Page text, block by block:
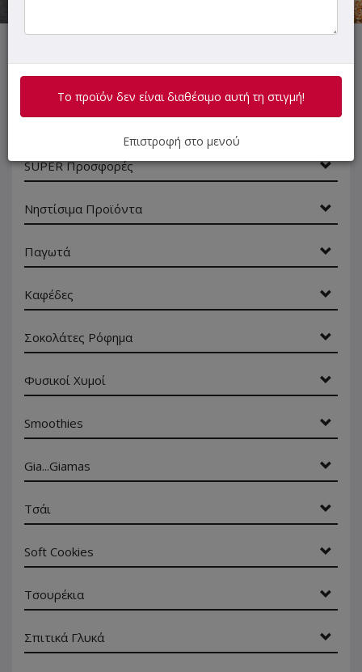
ΜΕΝΟΥ ΠΛΗΡΟΦΟΡΙΕΣ ΑΞΙΟΛΟΓΗΣΕΙΣ
Γρήγορη
SUPER Προσφορές
Νηστίσιμα Προϊόντα
Παγωτά
Καφέδες
Σοκολάτες Ρόφημα
Φυσικοί Χυμοί
Smoothies
Gia...Giamas
Τσάι
Soft Cookies
Τσουρέκια
Σπιτικά Γλυκά
Το προϊόν δεν είναι διαθέσιμο αυτή τη στιγμή!
Επιστροφή στο μενού